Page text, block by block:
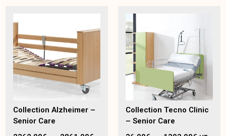
Collection Alzheimer –
Senior Care
Collection Tecno Clinic
– Senior Care